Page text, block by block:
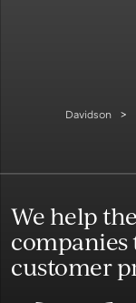
Davidson
We help
companies
customer